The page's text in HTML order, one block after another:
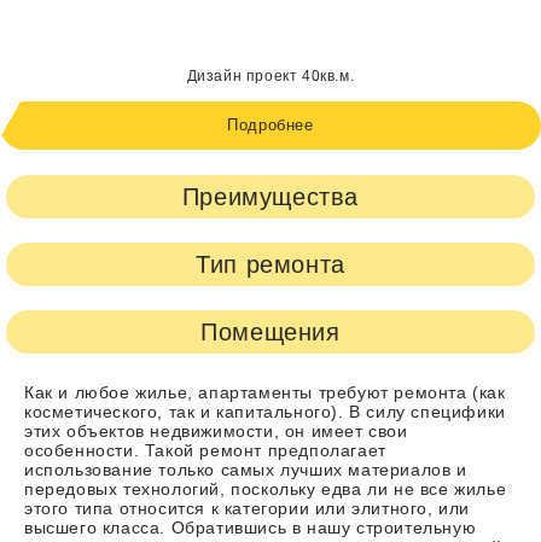
Дизайн проект 40кв.м.
Подробнее
Преимущества
Тип ремонта
Помещения
Как и любое жилье, апартаменты требуют ремонта (как
косметического, так и капитального). В силу специфики
этих объектов недвижимости, он имеет свои
особенности. Такой ремонт предполагает
использование только самых лучших материалов и
передовых технологий, поскольку едва ли не все жилье
этого типа относится к категории или элитного, или
высшего класса. Обратившись в нашу строительную